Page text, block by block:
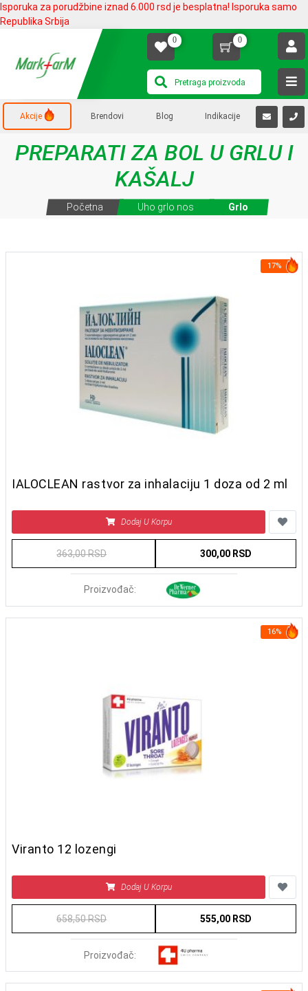
Isporuka za porudžbine iznad 6.000 rsd je besplatna! Isporuka samo
Republika Srbija
0 0
Akcije Brendovi Blog Indikacije
PREPARATI ZA BOL U GRLU I
KAŠALJ
Početna Uho grlo nos Grlo
17%
IALOCLEAN rastvor za inhalaciju 1 doza od 2 ml
Dodaj U Korpu
363,00 RSD 300,00 RSD
Proizvođač:
16%
Viranto 12 lozengi
Dodaj U Korpu
658,50 RSD 555,00 RSD
Proizvođač: